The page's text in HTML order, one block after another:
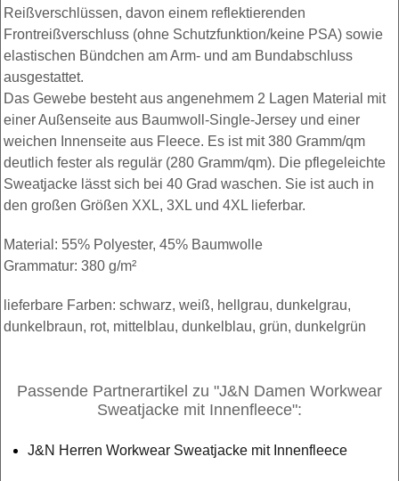
Reißverschlüssen, davon einem reflektierenden
Frontreißverschluss (ohne Schutzfunktion/keine PSA) sowie
elastischen Bündchen am Arm- und am Bundabschluss
ausgestattet.
Das Gewebe besteht aus angenehmem 2 Lagen Material mit
einer Außenseite aus Baumwoll-Single-Jersey und einer
weichen Innenseite aus Fleece. Es ist mit 380 Gramm/qm
deutlich fester als regulär (280 Gramm/qm). Die pflegeleichte
Sweatjacke lässt sich bei 40 Grad waschen. Sie ist auch in
den großen Größen XXL, 3XL und 4XL lieferbar.
Material: 55% Polyester, 45% Baumwolle
Grammatur: 380 g/m²
lieferbare Farben: schwarz, weiß, hellgrau, dunkelgrau,
dunkelbraun, rot, mittelblau, dunkelblau, grün, dunkelgrün
Passende Partnerartikel zu "J&N Damen Workwear
Sweatjacke mit Innenfleece":
J&N Herren Workwear Sweatjacke mit Innenfleece